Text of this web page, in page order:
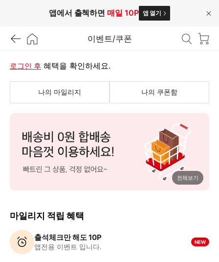
앱에서 출첵하면 매일 10P 앱 열기
닫
이벤트/쿠폰
로그인 후 혜택을 확인하세요.
나의 마일리지 나의 쿠폰함
전체보기
마일리지 적립 혜택
출석체크만 해도 10P
앱전용 이벤트 입니다.
NEW